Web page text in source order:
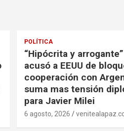
POLÍTICA
“Hipócrita y
acusó a EEUU de
cooperación con
suma mas tensión
para Javier Milei
6 agosto, 2026